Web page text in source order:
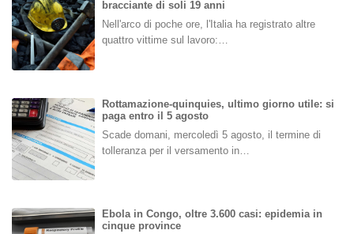
bracciante di soli 19 anni
Nell'arco di poche ore, l'Italia ha registrato altre
quattro vittime sul lavoro:…
Rottamazione-quinquies, ultimo giorno utile: si
paga entro il 5 agosto
Scade domani, mercoledì 5 agosto, il termine di
tolleranza per il versamento in…
Ebola in Congo, oltre 3.600 casi: epidemia in
cinque province